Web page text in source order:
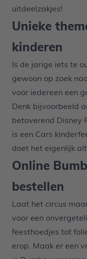
uitdeelzakjes!
Unieke
kinderen
Is de jarige iets te
gewoon op zoek
voor iedereen een
Denk bijvoorbeeld
betoverend Disney
is een Cars
doet het eigenlijk
Online
bestellen
Laat het circus
voor een
feesthoedjes tot
erop. Maak er een